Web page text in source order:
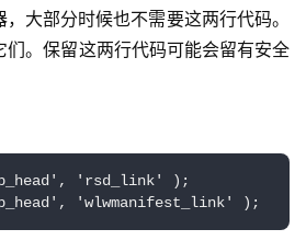
大部分时候也不需要这两行代码。
。保留这两行代码可能会留有安全
'rsd_link' );
'wlwmanifest_link' );